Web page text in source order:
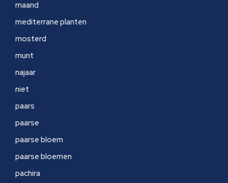
maand
mediterrane planten
mosterd
munt
najaar
niet
paars
paarse
paarse bloem
paarse bloemen
pachira